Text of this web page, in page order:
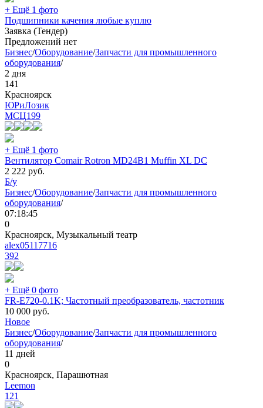
+ Ещё 1 фото
Подшипники качения любые куплю
Заявка (Тендер)
Предложений нет
Бизнес/Оборудование/Запчасти для промышленного
оборудования/
2 дня
141
Красноярск
ЮРиЛозик
МСЦ199
+ Ещё 1 фото
Вентилятор Comair Rotron MD24B1 Muffin XL DC
2 222 руб.
Б/у
Бизнес/Оборудование/Запчасти для промышленного
оборудования/
07:18:45
0
Красноярск, Музыкальный театр
alex05117716
392
+ Ещё 0 фото
FR-E720-0.1K; Частотный преобразователь, частотник
10 000 руб.
Новое
Бизнес/Оборудование/Запчасти для промышленного
оборудования/
11 дней
0
Красноярск, Парашютная
Leemon
121